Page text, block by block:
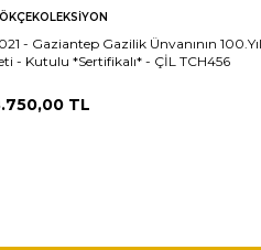
- Gaziantep Gazilik Ünvanının 100.Yıl
- Kutulu *Sertifikalı* - ÇİL TCH456
TL